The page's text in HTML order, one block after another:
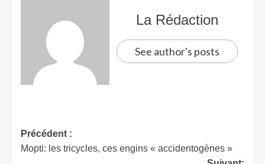
La Rédaction
See author's posts
Précédent :
Mopti: les tricycles, ces engins « accidentogènes »